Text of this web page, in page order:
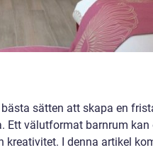
sätten att skapa en
Ett välutformat barnrum kan
I denna artikel